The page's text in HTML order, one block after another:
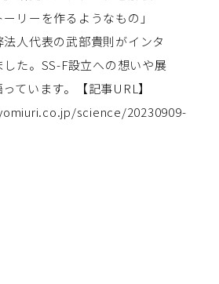
リーを作るようなもの」
法人代表の武部貴則がインタ
した。SS-F設立への想いや展
ています。【記事URL】
science/20230909-